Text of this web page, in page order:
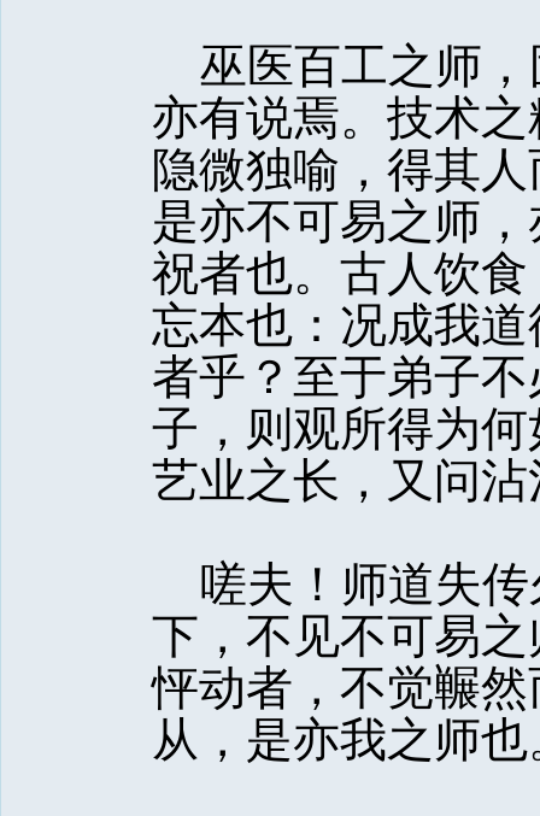
巫医百工之师，
亦有说焉。技术
隐微独喻，得其
是亦不可易之师
祝者也。古人饮
忘本也：况成我
者乎？至于弟子
子，则观所得为
艺业之长，又问
嗟夫！师道失传
下，不见不可易
怦动者，不觉冁
从，是亦我之师也